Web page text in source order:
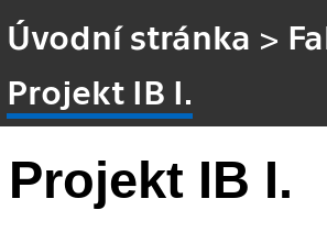
Úvodní stránka >
Projekt IB I.
Projekt IB I.